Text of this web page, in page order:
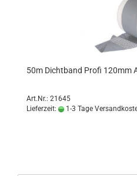
50m Dichtband Profi 120mm
Art.Nr.: 21645
Lieferzeit:
1-3 Tage